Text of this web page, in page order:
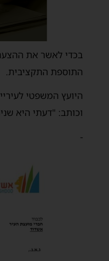
בכדי לאשר את
התוספת התקציבית.
היועץ המשפטי
וכותב: "דעתי היא
-